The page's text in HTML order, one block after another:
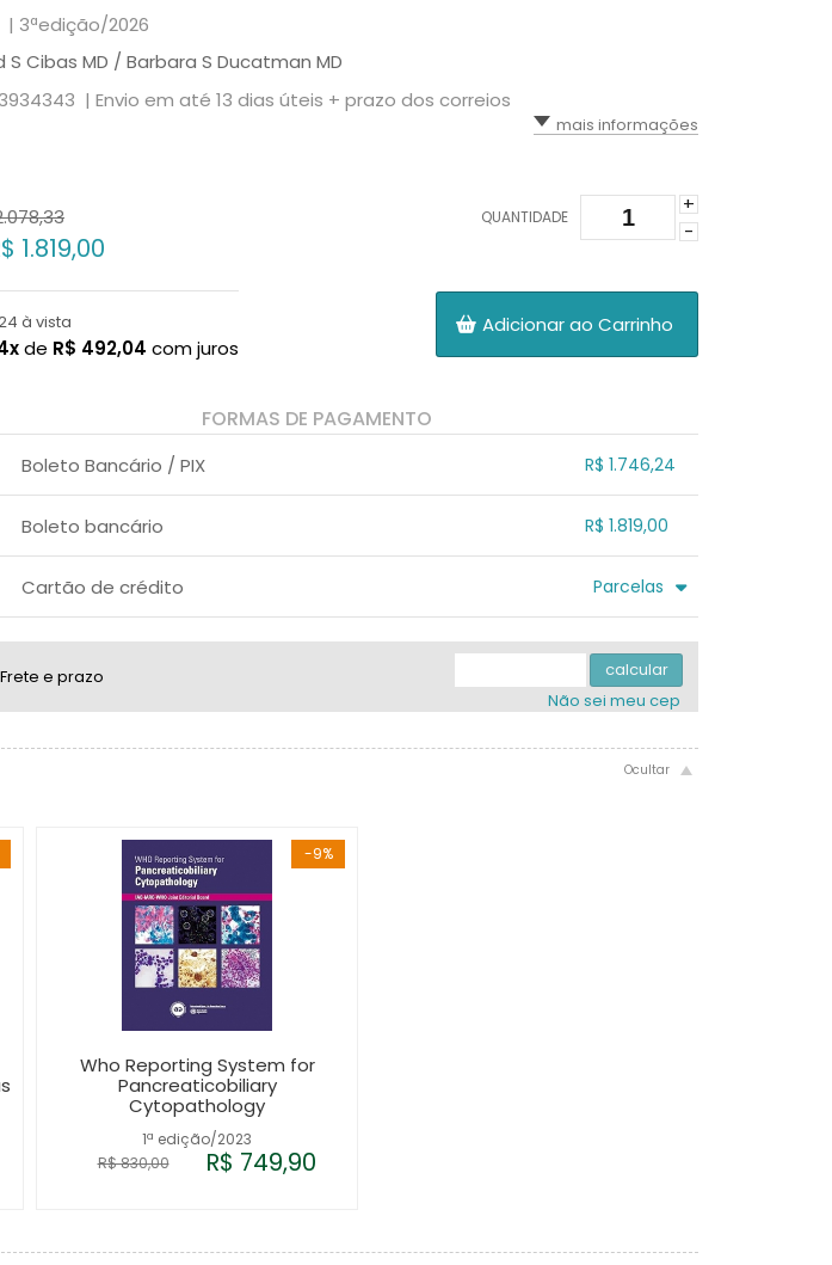
| 3ªedição/2026
S Cibas MD / Barbara S Ducatman MD
| Envio em até 13 dias úteis + prazo dos correios
mais informações
1.819,00
à vista
de R$ 492,04 com juros
QUANTIDADE
+
-
Adicionar ao Carrinho
FORMAS DE PAGAMENTO
Boleto Bancário / PIX
R$ 1.746,24
Boleto bancário
R$ 1.819,00
Cartão de crédito
Parcelas
......
Frete e prazo
calcular
Não sei meu cep
-9%
1ª edição/2023
Who Reporting System for
Pancreaticobiliary
Cytopathology
R$ 830,00 R$ 749,90